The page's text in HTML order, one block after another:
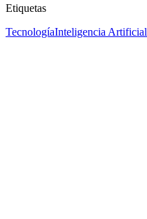
Etiquetas
TecnologíaInteligencia Artificial